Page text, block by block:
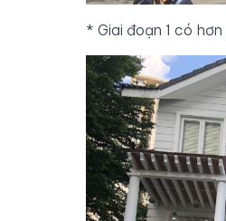
* Giai đoạn 1 có